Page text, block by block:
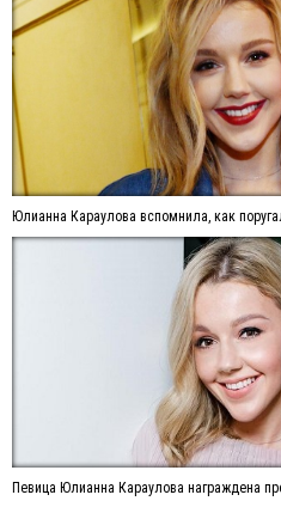
Юлианна Караулова вспомнила, как
Певица Юлианна Караулова награждена